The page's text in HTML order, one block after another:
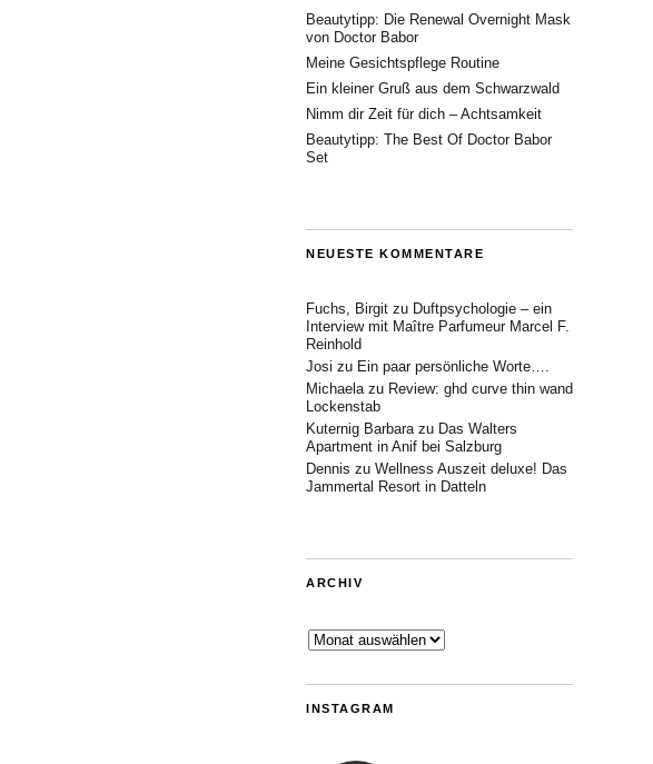
Beautytipp: Die Renewal Overnight Mask
von Doctor Babor
Meine Gesichtspflege Routine
Ein kleiner Gruß aus dem Schwarzwald
Nimm dir Zeit für dich – Achtsamkeit
Beautytipp: The Best Of Doctor Babor
Set
NEUESTE KOMMENTARE
Fuchs, Birgit zu Duftpsychologie – ein
Interview mit Maître Parfumeur Marcel F.
Reinhold
Josi zu Ein paar persönliche Worte….
Michaelazu Review: ghd curve thin wand
Lockenstab
Kuternig Barbarazu Das Walters
Apartment in Anif bei Salzburg
Dennis zu Wellness Auszeit deluxe! Das
Jammertal Resort in Datteln
ARCHIV
Archiv
INSTAGRAM